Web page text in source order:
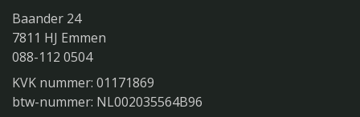
Baander 24
7811 HJ Emmen
088-112 0504
KVK nummer: 01171869
btw-nummer: NL002035564B96